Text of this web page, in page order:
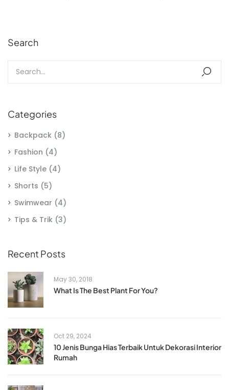
Search
Categories
Backpack (8)
Fashion (4)
Life Style (4)
Shorts (5)
Swimwear (4)
Tips & Trik (3)
Recent Posts
May 30, 2018
What Is The Best Plant For You?
Oct 29, 2024
10 Jenis Bunga Hias Terbaik Untuk Dekorasi Interior
Rumah